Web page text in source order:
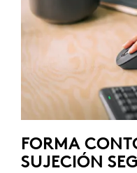
FORMA
SUJECIÓN